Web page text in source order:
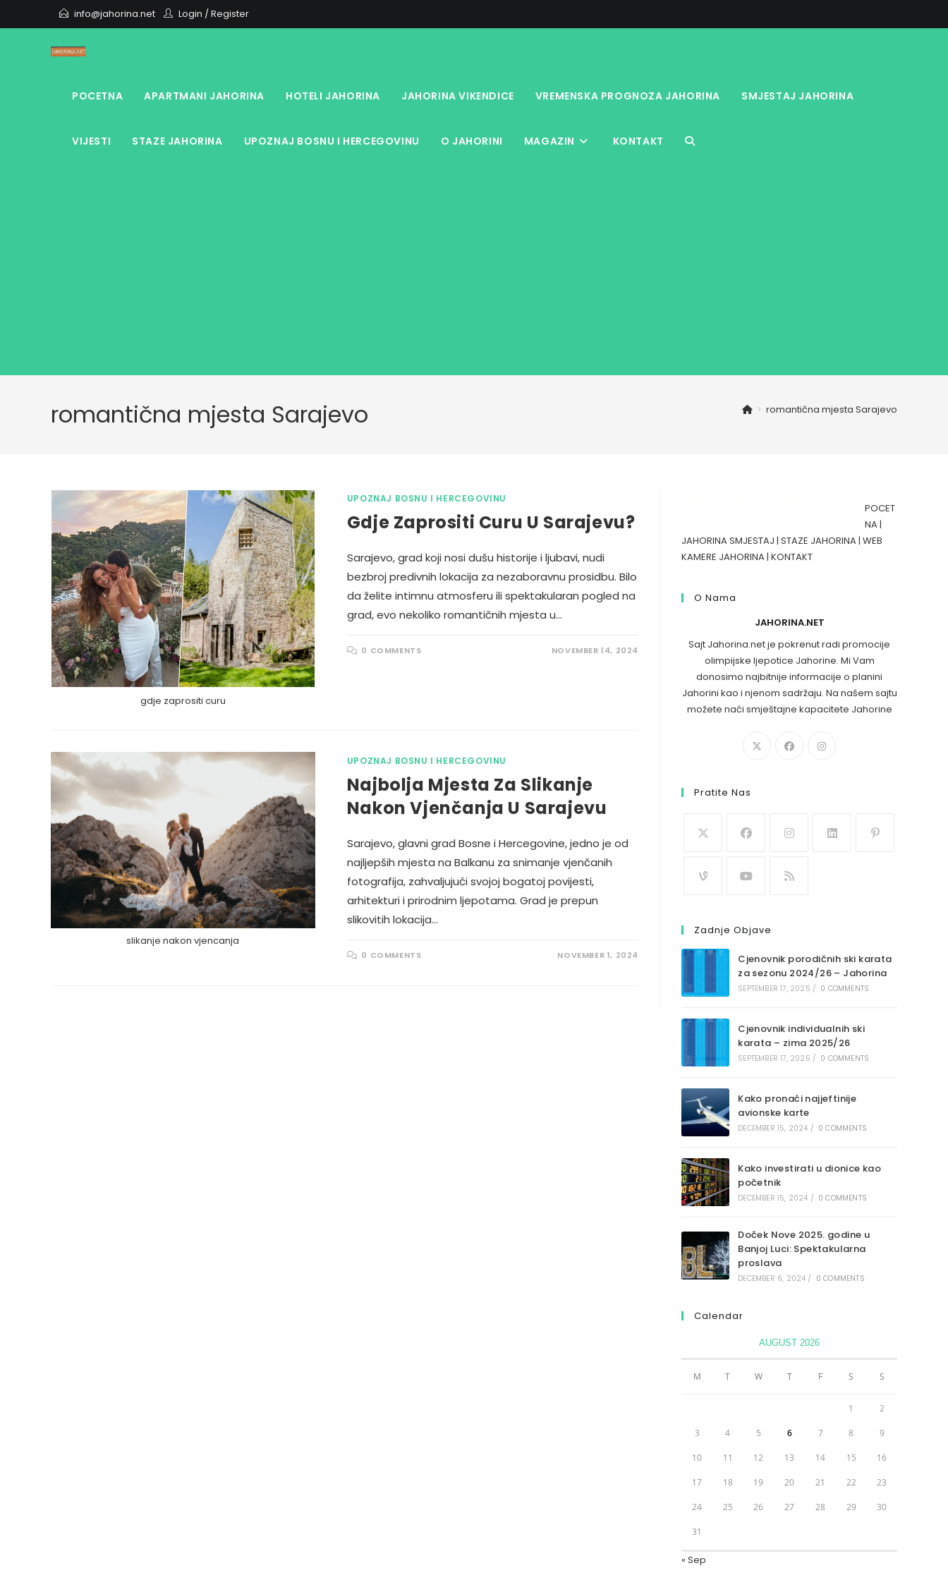
to
info@jahorina.net Login /Register
POCETNA APARTMANI JAHORINA HOTELI JAHORINA JAHORINA VIKENDICE VREMENSKA PROGNOZA JAHORINA SMJESTAJ JAHORINA
VIJESTI STAZE JAHORINA UPOZNAJ BOSNU I HERCEGOVINU O JAHORINI MAGAZIN KONTAKT TOGGLE
romantična mjesta Sarajevo > romantična mjesta Sarajevo
gdje zaprositi curu
UPOZNAJ BOSNU I HERCEGOVINU
Gdje Zaprositi Curu U Sarajevu?
Sarajevo, grad koji nosi dušu historije i ljubavi, nudi
bezbroj predivnih lokacija za nezaboravnu prosidbu. Bilo
da želite intimnu atmosferu ili spektakularan pogled na
grad, evo nekoliko romantičnih mjesta u…
0 COMMENTS NOVEMBER 14, 2024
slikanje nakon vjencanja
UPOZNAJ BOSNU I HERCEGOVINU
Najbolja Mjesta Za Slikanje
Nakon Vjenčanja U Sarajevu
Sarajevo, glavni grad Bosne i Hercegovine, jedno je od
najljepših mjesta na Balkanu za snimanje vjenčanih
fotografija, zahvaljujući svojoj bogatoj povijesti,
arhitekturi i prirodnim ljepotama. Grad je prepun
slikovitih lokacija…
0 COMMENTS NOVEMBER 1, 2024
POCET
NA|
JAHORINA SMJESTAJ | STAZE JAHORINA| WEB
KAMERE JAHORINA| KONTAKT
O Nama
JAHORINA.NET
Sajt Jahorina.net je pokrenut radi promocije
olimpijske ljepotice Jahorine. Mi Vam
donosimo najbitnije informacije o planini
Jahorini kao i njenom sadržaju. Na našem sajtu
možete naći smještajne kapacitete Jahorine
Pratite Nas
Zadnje Objave
Cjenovnik porodičnih ski karata
za sezonu 2024/26 – Jahorina
SEPTEMBER 17, 2025 / 0 COMMENTS
Cjenovnik individualnih ski
karata – zima 2025/26
SEPTEMBER 17, 2025 / 0 COMMENTS
Kako pronaći najjeftinije
avionske karte
DECEMBER 15, 2024 / 0 COMMENTS
Kako investirati u dionice kao
početnik
DECEMBER 15, 2024 / 0 COMMENTS
Doček Nove 2025. godine u
Banjoj Luci: Spektakularna
proslava
DECEMBER 6, 2024 / 0 COMMENTS
Calendar
AUGUST 2026
M T W T F S S
1 2
3 4 5 6 7 8 9
10 11 12 13 14 15 16
17 18 19 20 21 22 23
24 25 26 27 28 29 30
31
« Sep